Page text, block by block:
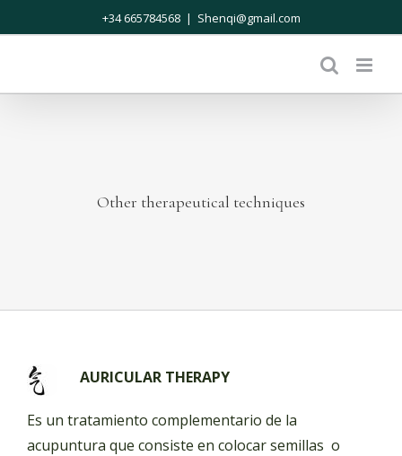
to
+34 665784568 | Shenqi@gmail.com
Other therapeutical techniques
AURICULAR THERAPY
Es un tratamiento complementario de la
acupuntura que consiste en colocar semillas o